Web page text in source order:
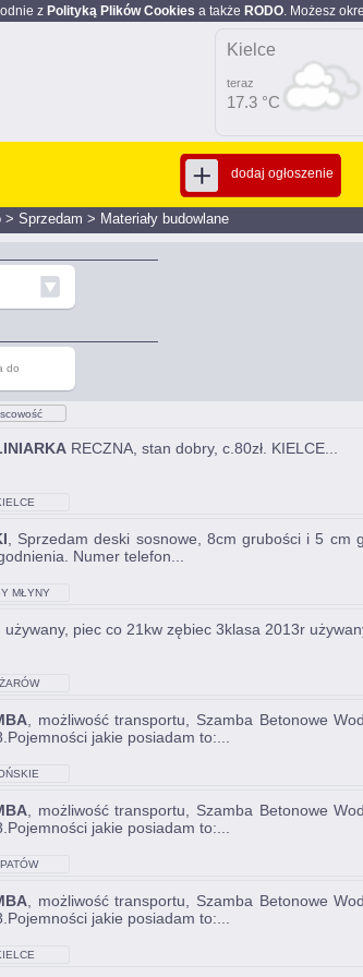
z Polityką Plików Cookies a także RODO. Możesz
Kielce
teraz
17.3 °C
dodaj ogłoszenie
> Sprzedam > Materiały budowlane
do
RECZNA, stan dobry, c.80zł. KIELCE...
, Sprzedam deski sosnowe, 8cm grubości i 5
Numer telefon...
MŁYNY
, używany, piec co 21kw zębiec 3klasa 2013r
, możliwość transportu, Szamba Betonowe
jakie posiadam to:...
, możliwość transportu, Szamba Betonowe
jakie posiadam to:...
, możliwość transportu, Szamba Betonowe
jakie posiadam to:...